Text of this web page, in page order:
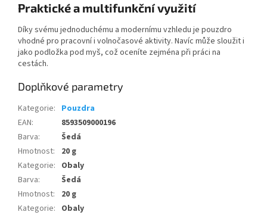
Praktické a multifunkční využití
Díky svému jednoduchému a modernímu vzhledu je pouzdro
vhodné pro pracovní i volnočasové aktivity. Navíc může sloužit i
jako podložka pod myš, což oceníte zejména při práci na
cestách.
Doplňkové parametry
Kategorie: Pouzdra
EAN:
8593509000196
Barva:
Šedá
Hmotnost:
20 g
Kategorie: Obaly
Barva:
Šedá
Hmotnost:
20 g
Kategorie: Obaly